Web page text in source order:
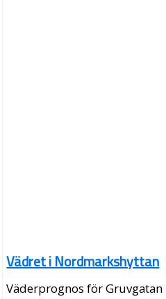
Vädret i Nordmarkshyttan
Väderprognos för